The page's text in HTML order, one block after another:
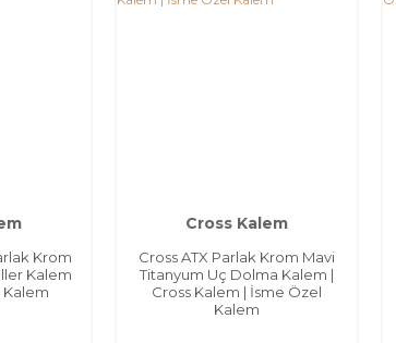
Krom
Kalem
Kalem
Cross Kalem
Cross ATX Parlak Krom Mavi
Titanyum Uç Dolma Kalem |
Cross Kalem | İsme Özel
Kalem